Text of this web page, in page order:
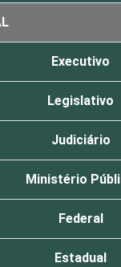
Executivo
Legislativo
Judiciário
Ministério
Federal
Estadual